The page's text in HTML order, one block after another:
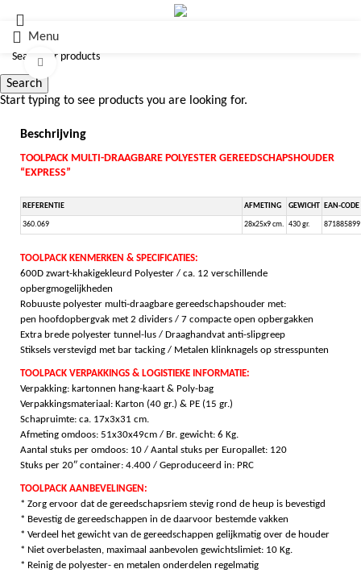
Menu
Click to enlarge
Beschrijving
TOOLPACK MULTI-DRAAGBARE POLYESTER GEREEDSCHAPSHOUDER
“EXPRESS”
REFERENTIE AFMETING GEWICHT EAN-CODE
360.069 28x25x9 cm. 430 gr.
TOOLPACK KENMERKEN & SPECIFICATIES:
600D zwart-khakigekleurd Polyester / ca. 12 verschillende
opbergmogelijkheden
Robuuste polyester multi-draagbare gereedschapshouder met:
pen hoofdopbergvak met 2 dividers / 7 compacte open opbergakken
Extra brede polyester tunnel-lus / Draaghandvat anti-slipgreep
Stiksels verstevigd met bar tacking / Metalen klinknagels op stresspunten
TOOLPACK VERPAKKINGS & LOGISTIEKE INFORMATIE:
Verpakking: kartonnen hang-kaart & Poly-bag
Verpakkingsmateriaal: Karton (40 gr.) & PE (15 gr.)
Schapruimte: ca. 17x3x31 cm.
Afmeting omdoos: 51x30x49cm / Br. gewicht: 6 Kg.
Aantal stuks per omdoos: 10 / Aantal stuks per Europallet: 120
Stuks per 20″ container: 4.400 / Geproduceerd in: PRC
TOOLPACK AANBEVELINGEN:
* Zorg ervoor dat de gereedschapsriem stevig rond de heup is bevestigd
* Bevestig de gereedschappen in de daarvoor bestemde vakken
* Verdeel het gewicht van de gereedschappen gelijkmatig over de houder
* Niet overbelasten, maximaal aanbevolen gewichtslimiet: 10 Kg.
* Reinig de polyester- en metalen onderdelen regelmatig
Search
Start typing to see products you are looking for.